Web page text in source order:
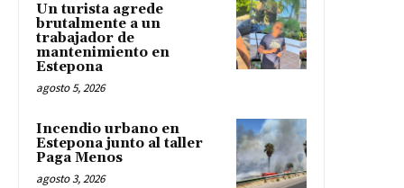
Un turista agrede
brutalmente a un
trabajador de
mantenimiento en
Estepona
agosto 5, 2026
Incendio urbano en
Estepona junto al taller
Paga Menos
agosto 3, 2026